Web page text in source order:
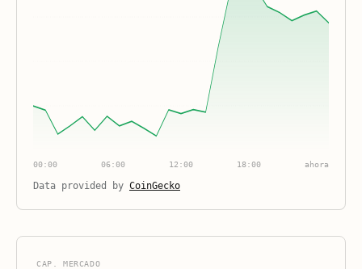
00:00 06:00 12:00 18:00 ahora
Data provided by CoinGecko
CAP. MERCADO